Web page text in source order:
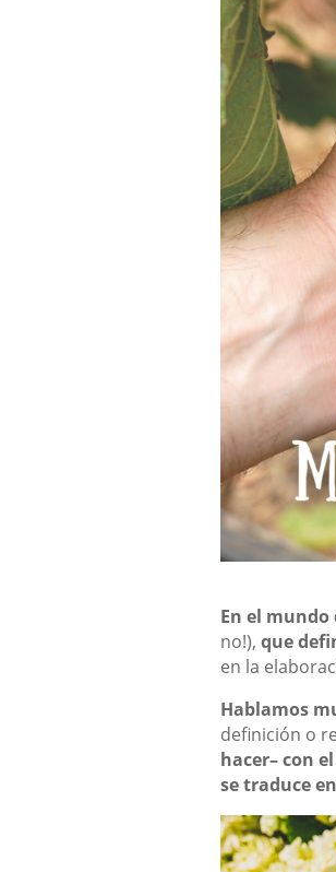
En el
no!), que
en la
Hablamos
definición o
hacer– con
se traduce